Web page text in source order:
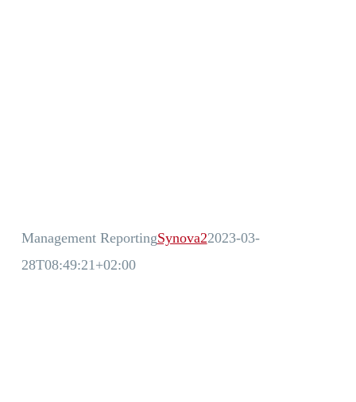
Management ReportingSynova22023-03-
28T08:49:21+02:00